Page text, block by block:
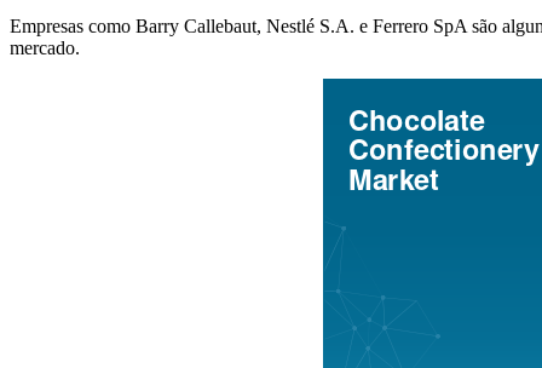
Empresas como Barry Callebaut, Nestlé S.A. e Ferrero SpA são
mercado.